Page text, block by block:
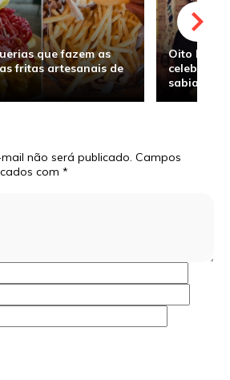
que fazem as
fritas artesanais de
Oito
sabia
não será publicado. Campos
com *